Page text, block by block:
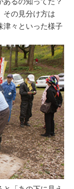
その見分け方は
々といった様子